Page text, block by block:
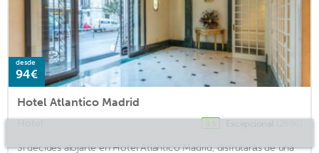
desde
94€
Hotel Atlantico Madrid
9,5
Si decides alojarte en Hotel Atlantico Madrid, disfrutarás de una